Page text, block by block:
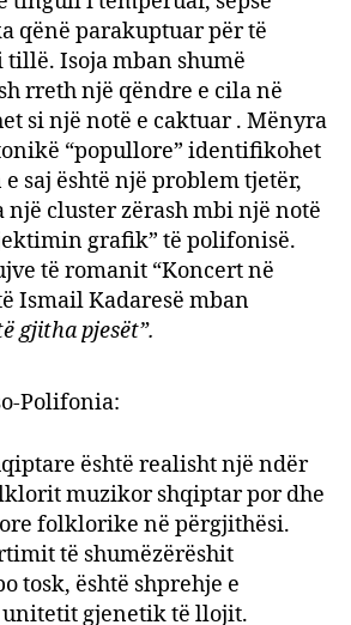
qënë parakuptuar për të
Isoja mban shumë
rreth një qëndre e cila në
si një notë e caktuar . Mënyra
“popullore” identifikohet
saj është një problem tjetër,
një cluster zërash mbi një notë
grafik” të polifonisë.
të romanit “Koncert në
Ismail Kadaresë mban
gjitha pjesët”.
Polifonia:
është realisht një ndër
muzikor shqiptar por dhe
folklorike në përgjithësi.
të shumëzërëshit
tosk, është shprehje e
gjenetik të llojit.